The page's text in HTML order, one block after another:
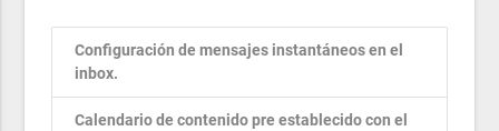
Configuración de mensajes instantáneos en el
inbox.
Calendario de contenido pre establecido con el